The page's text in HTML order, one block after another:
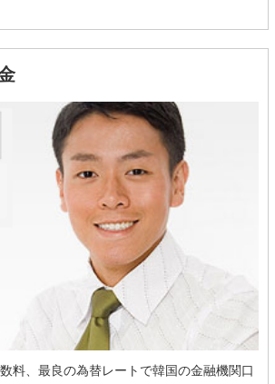
料、最良の為替レートで韓国の金融機関口